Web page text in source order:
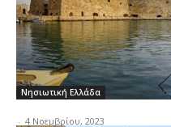
Νησιωτική Ελλάδα
- 4 Νοεμβρίου, 2023